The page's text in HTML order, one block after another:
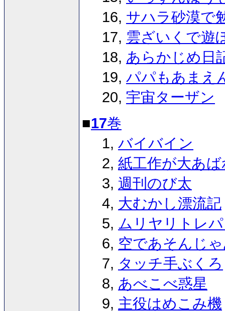
16, サハラ砂漠で
17, 雲ざいくで遊
18, あらかじめ日
19, パパもあまえ
20, 宇宙ターザン
■17巻
1, バイバイン
2, 紙工作が大あば
3, 週刊のび太
4, 大むかし漂流記
5, ムリヤリトレ
6, 空であそんじ
7, タッチ手ぶくろ
8, あべこべ惑星
9, 主役はめこみ機